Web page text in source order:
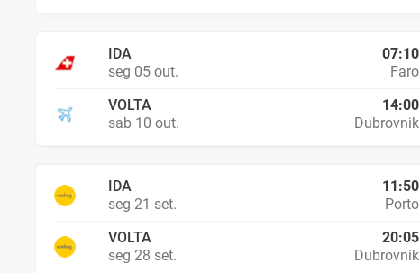
IDA
seg 05 out.
07:10
Faro
VOLTA
sab 10 out.
14:00
Dubrovnik
IDA
seg 21 set.
11:50
Porto
VOLTA
seg 28 set.
20:05
Dubrovnik